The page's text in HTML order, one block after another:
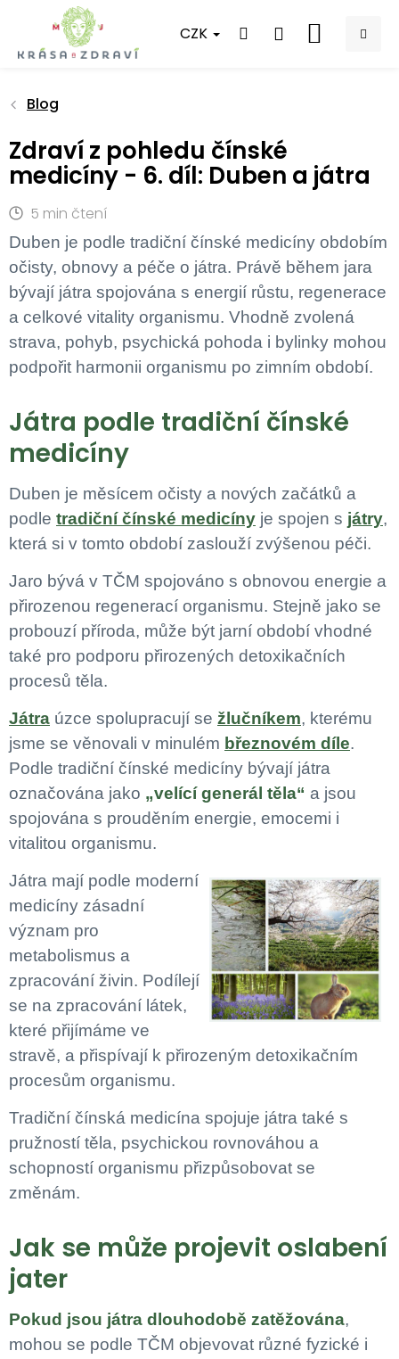
obsah
CZK
NÁKUPNÍ
Blog
Zdraví z pohledu čínské
medicíny - 6. díl: Duben a játra
5 min čtení
Duben je podle tradiční čínské medicíny obdobím
očisty, obnovy a péče o játra. Právě během jara
bývají játra spojována s energií růstu, regenerace
a celkové vitality organismu. Vhodně zvolená
strava, pohyb, psychická pohoda i bylinky mohou
podpořit harmonii organismu po zimním období.
Játra podle tradiční čínské
medicíny
Duben je měsícem očisty a nových začátků a
podle tradiční čínské medicíny je spojen s játry,
která si v tomto období zaslouží zvýšenou péči.
Jaro bývá v TČM spojováno s obnovou energie a
přirozenou regenerací organismu. Stejně jako se
probouzí příroda, může být jarní období vhodné
také pro podporu přirozených detoxikačních
procesů těla.
Játra úzce spolupracují se žlučníkem, kterému
jsme se věnovali v minulém březnovém díle.
Podle tradiční čínské medicíny bývají játra
označována jako „velící generál těla“ a jsou
spojována s prouděním energie, emocemi i
vitalitou organismu.
Játra mají podle moderní
medicíny zásadní
význam pro
metabolismus a
zpracování živin. Podílejí
se na zpracování látek,
které přijímáme ve
stravě, a přispívají k přirozeným detoxikačním
procesům organismu.
Tradiční čínská medicína spojuje játra také s
pružností těla, psychickou rovnováhou a
schopností organismu přizpůsobovat se
změnám.
Jak se může projevit oslabení
jater
Pokud jsou játra dlouhodobě zatěžována,
mohou se podle TČM objevovat různé fyzické i